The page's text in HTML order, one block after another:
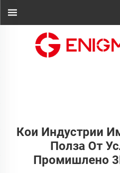
Кои Индустрии
Полза От
Промишлено